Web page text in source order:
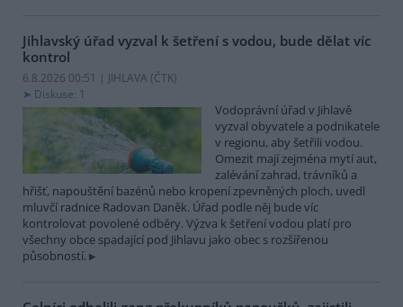
Jihlavský úřad vyzval k šetření s vodou, bude dělat víc
kontrol
6.8.2026 00:51 | JIHLAVA (ČTK)
Diskuse: 1
Vodoprávní úřad v Jihlavě
vyzval obyvatele a podnikatele
v regionu, aby šetřili vodou.
Omezit mají zejména mytí aut,
zalévání zahrad, trávníků a
hřišť, napouštění bazénů nebo kropení zpevněných ploch, uvedl
mluvčí radnice Radovan Daněk. Úřad podle něj bude víc
kontrolovat povolené odběry. Výzva k šetření vodou platí pro
všechny obce spadající pod Jihlavu jako obec s rozšířenou
působností.